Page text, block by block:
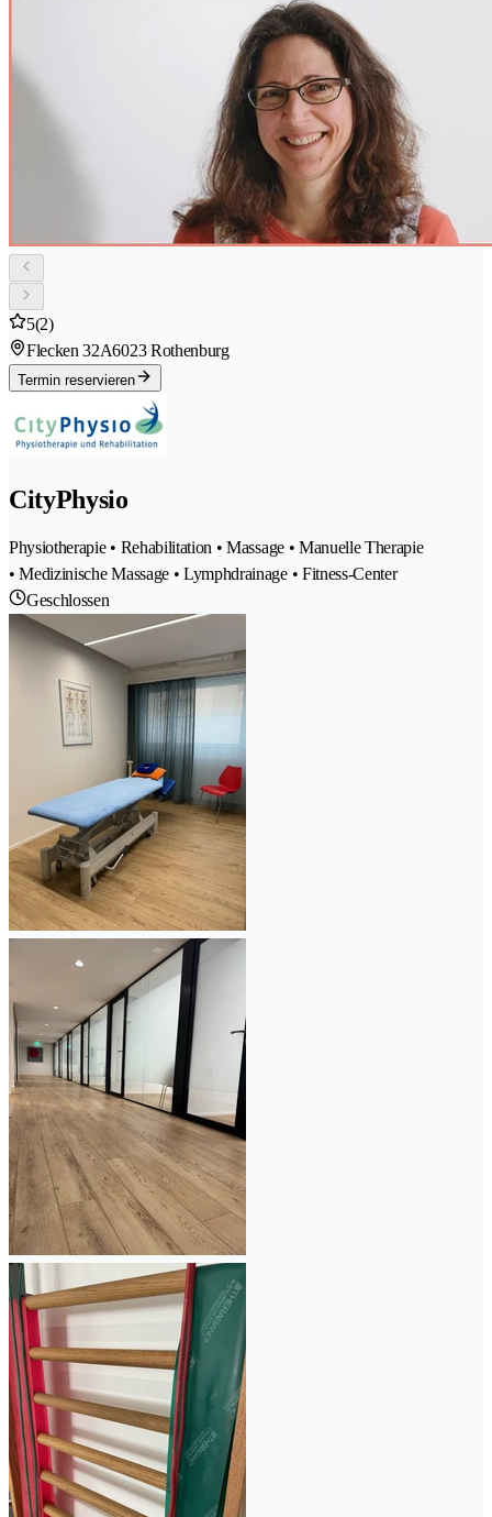
5(2)
Flecken 32A6023 Rothenburg
Termin reservieren
CityPhysio
Physiotherapie • Rehabilitation • Massage • Manuelle Therapie
• Medizinische Massage • Lymphdrainage • Fitness-Center
Geschlossen